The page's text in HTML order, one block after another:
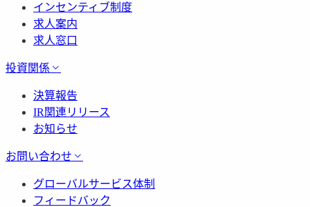
インセンティブ制度
求人案内
求人窓口
投資関係
決算報告
IR関連リリース
お知らせ
お問い合わせ
グローバルサービス体制
フィードバック